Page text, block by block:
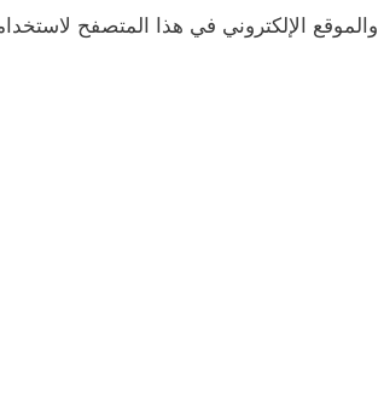
الإلكتروني في هذا المتصفح